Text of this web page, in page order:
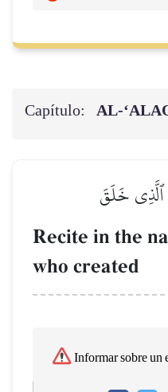
Capítulo:
ٱلَّذِي خَلَقَ
Recite in the
who created
Informar sobre un